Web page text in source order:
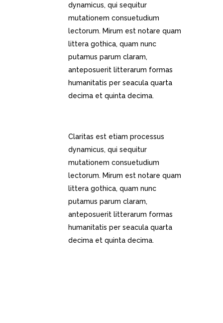
dynamicus, qui sequitur
mutationem consuetudium
lectorum. Mirum est notare quam
littera gothica, quam nunc
putamus parum claram,
anteposuerit litterarum formas
humanitatis per seacula quarta
decima et quinta decima.
Claritas est etiam processus
dynamicus, qui sequitur
mutationem consuetudium
lectorum. Mirum est notare quam
littera gothica, quam nunc
putamus parum claram,
anteposuerit litterarum formas
humanitatis per seacula quarta
decima et quinta decima.